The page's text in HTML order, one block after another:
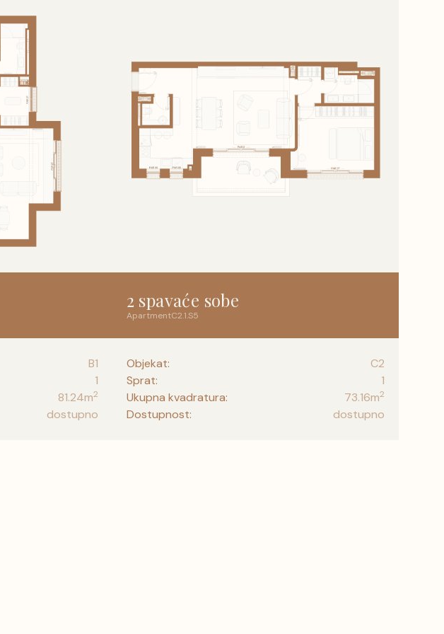
B1
1
81.24m2
dostupno
2 spavaće sobe
ApartmentC2.1.S5
Objekat:
C2
Sprat:
1
Ukupna kvadratura:
73.16m2
Dostupnost: dostupno